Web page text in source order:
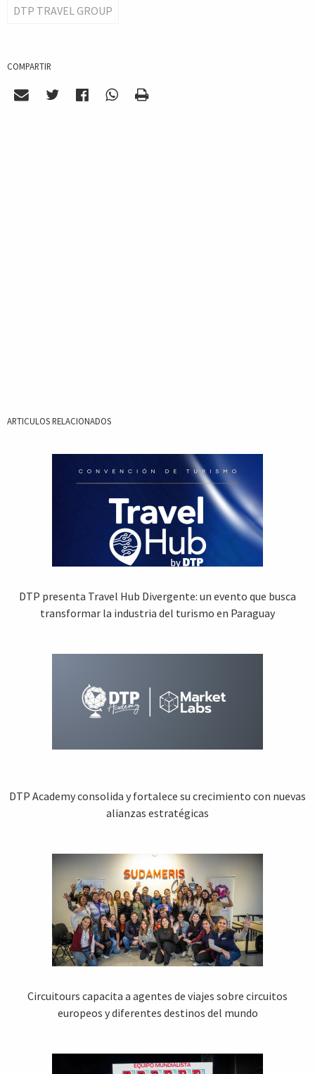
DTP TRAVEL GROUP
COMPARTIR
ARTICULOS RELACIONADOS
DTP presenta Travel Hub Divergente: un evento que busca
transformar la industria del turismo en Paraguay
DTP Academy consolida y fortalece su crecimiento con nuevas
alianzas estratégicas
Circuitours capacita a agentes de viajes sobre circuitos
europeos y diferentes destinos del mundo